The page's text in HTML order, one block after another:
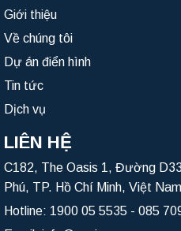
Giới thiệu
Về chúng tôi
Dự án điển hình
Tin tức
Dịch vụ
LIÊN HỆ
C182, The Oasis 1, Đường
Phú, TP. Hồ Chí Minh, Việt Nam
Hotline: 1900 05 5535 - 085